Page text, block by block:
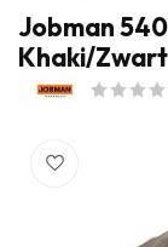
Jobman
Khaki/Zwart